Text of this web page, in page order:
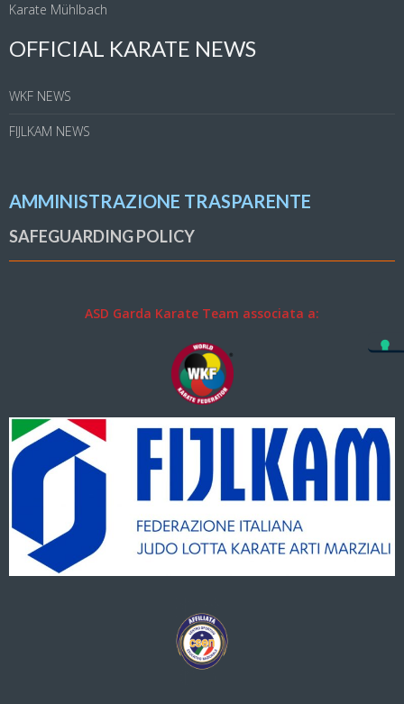
Karate Mühlbach
OFFICIAL KARATE NEWS
WKF NEWS
FIJLKAM NEWS
AMMINISTRAZIONE TRASPARENTE
SAFEGUARDING POLICY
ASD Garda Karate Team associata a: